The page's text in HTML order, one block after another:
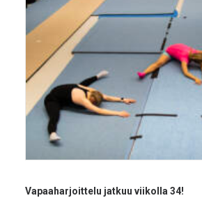
Vapaaharjoittelu jatkuu viikolla 34!